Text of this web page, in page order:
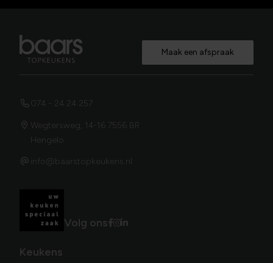
Maak een afspraak
074 - 24 24 257
Wegtersweg, 14-16 7556 BR
Hengelo
info@baarstopkeukens.nl
Volg ons
Keukens